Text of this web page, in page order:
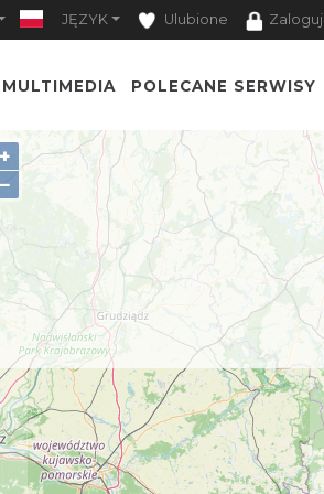
JĘZYK Ulubione Zaloguj
MULTIMEDIA POLECANE SERWISY
+
−